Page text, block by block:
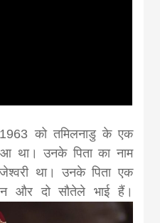
को तमिलनाडु के एक
था। उनके पिता का नाम
था। उनके पिता एक
और दो सौतेले भाई हैं।